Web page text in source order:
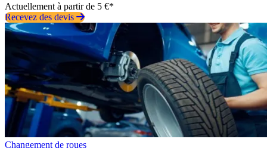
Actuellement à partir de 5 €*
Recevez des devis
Changement de roues